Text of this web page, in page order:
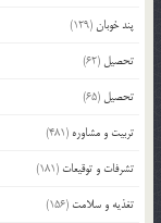
پند خوبان(129)
تحصیل (62)
تحصیل (65)
تربیت و مشاوره (481)
تشرفات و توقیعات (181)
تغذیه و سلامت (156)